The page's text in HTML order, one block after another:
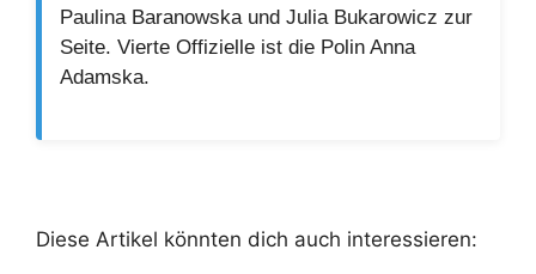
Paulina Baranowska und Julia Bukarowicz zur
Seite. Vierte Offizielle ist die Polin Anna
Adamska.
Diese Artikel könnten dich auch interessieren: